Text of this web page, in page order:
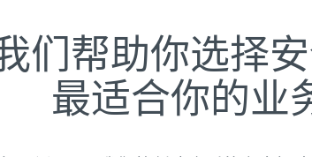
们帮助你选择
最适合你的业